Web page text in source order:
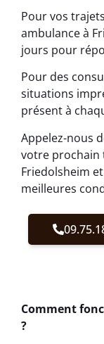
Pour vos
ambulance à
jours pour
Pour des
situations
présent à
Appelez-nous
votre prochain
Friedolsheim
meilleures
Comment
?